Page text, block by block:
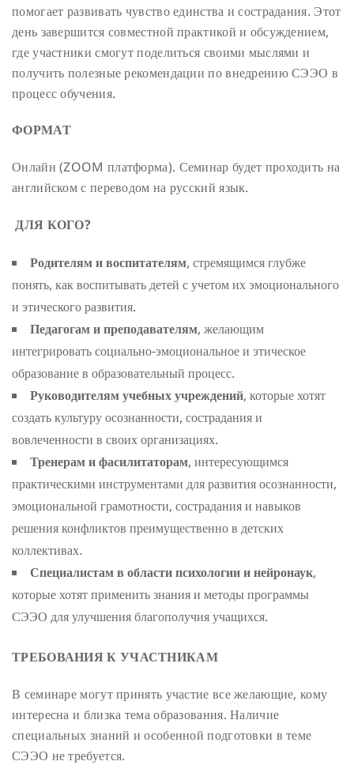
помогает развивать чувство единства и сострадания. Этот
день завершится совместной практикой и обсуждением,
где участники смогут поделиться своими мыслями и
получить полезные рекомендации по внедрению СЭЭО в
процесс обучения.
ФОРМАТ
Онлайн (ZOOM платформа). Семинар будет проходить на
английском с переводом на русский язык.
ДЛЯ КОГО?
Родителям и воспитателям, стремящимся глубже
понять, как воспитывать детей с учетом их эмоционального
и этического развития.
Педагогам и преподавателям, желающим
интегрировать социально-эмоциональное и этическое
образование в образовательный процесс.
Руководителям учебных учреждений, которые хотят
создать культуру осознанности, сострадания и
вовлеченности в своих организациях.
Тренерам и фасилитаторам, интересующимся
практическими инструментами для развития осознанности,
эмоциональной грамотности, сострадания и навыков
решения конфликтов преимущественно в детских
коллективах.
Специалистам в области психологии и нейронаук,
которые хотят применить знания и методы программы
СЭЭО для улучшения благополучия учащихся.
ТРЕБОВАНИЯ К УЧАСТНИКАМ
В семинаре могут принять участие все желающие, кому
интересна и близка тема образования. Наличие
специальных знаний и особенной подготовки в теме
СЭЭО не требуется.